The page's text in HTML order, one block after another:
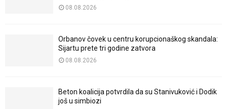
08.08.2026
Orbanov čovek u centru korupcionaškog skandala:
Sijartu prete tri godine zatvora
08.08.2026
Beton koalicija potvrdila da su Stanivuković i Dodik
još u simbiozi